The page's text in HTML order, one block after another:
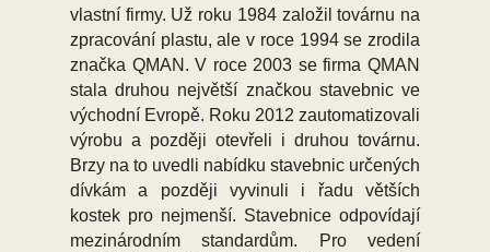
vlastní firmy. Už roku 1984 založil továrnu na
zpracování plastu, ale v roce 1994 se zrodila
značka QMAN. V roce 2003 se firma QMAN
stala druhou největší značkou stavebnic ve
východní Evropě. Roku 2012 zautomatizovali
výrobu a později otevřeli i druhou továrnu.
Brzy na to uvedli nabídku stavebnic určených
dívkám a později vyvinuli i řadu větších
kostek pro nejmenší. Stavebnice odpovídají
mezinárodním standardům. Pro vedení